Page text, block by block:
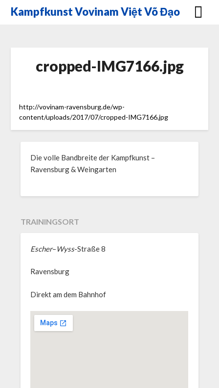
SkipKampfkunst Vovinam Việt Võ Đạo
cropped-IMG7166.jpg
http://vovinam-ravensburg.de/wp-
content/uploads/2017/07/cropped-IMG7166.jpg
Die volle Bandbreite der Kampfkunst –
Ravensburg & Weingarten
TRAININGSORT
Escher–Wyss-Straße 8
Ravensburg
Direkt am dem Bahnhof